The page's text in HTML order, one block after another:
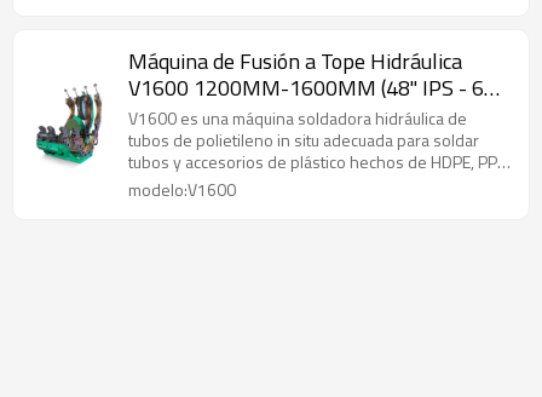
Máquina de Fusión a Tope Hidráulica
V1600 1200MM-1600MM (48" IPS - 63"
IPS)
V1600 es una máquina soldadora hidráulica de
tubos de polietileno in situ adecuada para soldar
tubos y accesorios de plástico hechos de HDPE, PP y
PVDF.
modelo:V1600